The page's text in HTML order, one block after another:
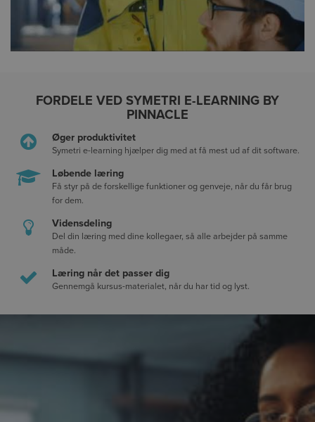
FORDELE VED SYMETRI E-LEARNING BY
PINNACLE
Øger produktivitet
Symetri e-learning hjælper dig med at få mest ud af dit software.
Løbende læring
Få styr på de forskellige funktioner og genveje, når du får brug
for dem.
Vidensdeling
Del din læring med dine kollegaer, så alle arbejder på samme
måde.
Læring når det passer dig
Gennemgå kursus-materialet, når du har tid og lyst.